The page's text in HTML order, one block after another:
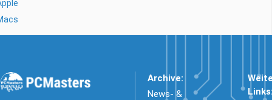
Archive:
News- &